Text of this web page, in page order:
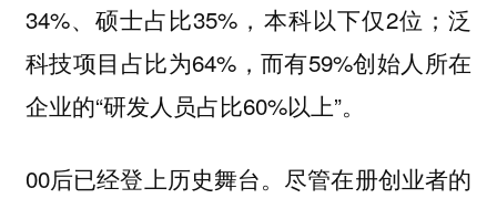
34%、硕士占比35%，本科以下仅2位；泛
科技项目占比为64%，而有59%创始人所在
企业的“研发人员占比60%以上”。
00后已经登上历史舞台。 尽管在册创业者的